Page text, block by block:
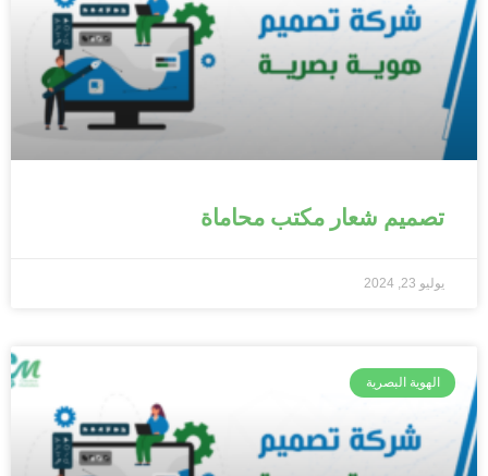
تصميم شعار مكتب محاماة
يوليو 23, 2024
الهوية البصرية